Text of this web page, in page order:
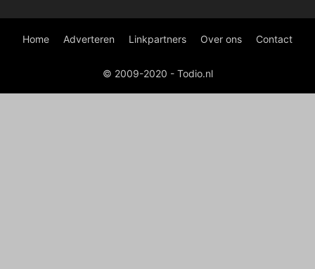
Home Adverteren Linkpartners Over ons Contact
© 2009-2020 - Todio.nl